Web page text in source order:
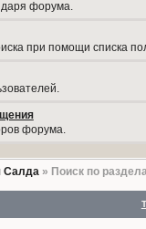
форума.
при помощи списка
форума.
Салда» Поиск по